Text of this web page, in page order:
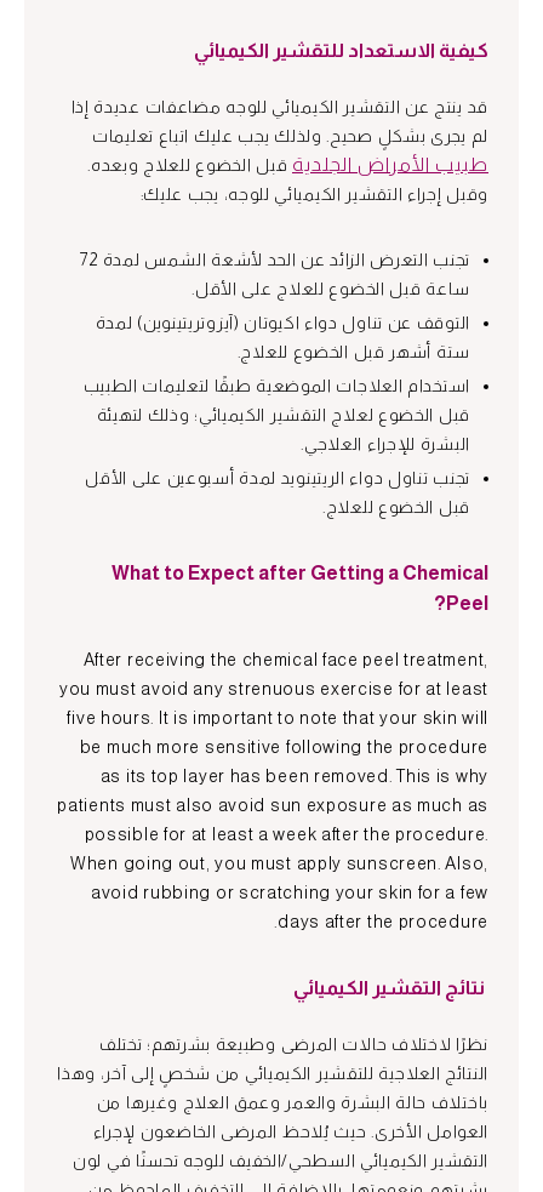
كيفية الاستعداد للتقشير الكيميائي
قد ينتج عن التقشير الكيميائي للوجه مضاعفات عديدة إذا
لم يجرى بشكلٍ صحيح. ولذلك يجب عليك اتباع تعليمات
طبيب الأمراض الجلدية قبل الخضوع للعلاج وبعده.
وقبل إجراء التقشير الكيميائي للوجه، يجب عليك:
تجنب التعرض الزائد عن الحد لأشعة الشمس لمدة 72
ساعة قبل الخضوع للعلاج على الأقل.
التوقف عن تناول دواء اكيوتان (آيزوتريتينوين) لمدة
ستة أشهر قبل الخضوع للعلاج.
استخدام العلاجات الموضعية طبقًا لتعليمات الطبيب
قبل الخضوع لعلاج التقشير الكيميائي؛ وذلك لتهيئة
البشرة للإجراء العلاجي.
تجنب تناول دواء الريتينويد لمدة أسبوعين على الأقل
قبل الخضوع للعلاج.
What to Expect after Getting a Chemical
Peel?
After receiving the chemical face peel treatment,
you must avoid any strenuous exercise for at least
five hours. It is important to note that your skin will
be much more sensitive following the procedure
as its top layer has been removed. This is why
patients must also avoid sun exposure as much as
possible for at least a week after the procedure.
When going out, you must apply sunscreen. Also,
avoid rubbing or scratching your skin for a few
days after the procedure.
نتائج التقشير الكيميائي
نظرًا لاختلاف حالات المرضى وطبيعة بشرتهم؛ تختلف
النتائج العلاجية للتقشير الكيميائي من شخصٍ إلى آخر، وهذا
باختلاف حالة البشرة والعمر وعمق العلاج وغيرها من
العوامل الأخرى. حيث يُلاحظ المرضى الخاضعون لإجراء
التقشير الكيميائي السطحي/الخفيف للوجه تحسنًا في لون